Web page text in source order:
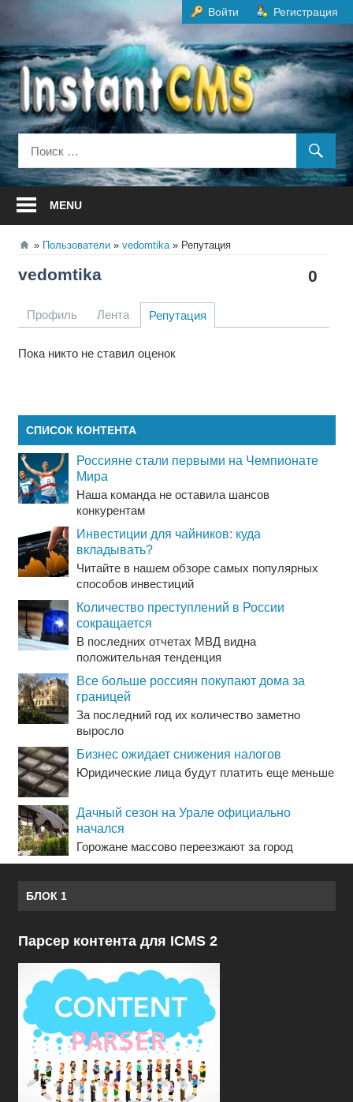
содержанию
Войти Регистрация
MENU
Пользователи vedomtika Репутация
0
vedomtika
Профиль Лента Репутация
Пока никто не ставил оценок
СПИСОК КОНТЕНТА
Россияне стали первыми на Чемпионате
Мира
Наша команда не оставила шансов
конкурентам
Инвестиции для чайников: куда
вкладывать?
Читайте в нашем обзоре самых популярных
способов инвестиций
Количество преступлений в России
сокращается
В последних отчетах МВД видна
положительная тенденция
Все больше россиян покупают дома за
границей
За последний год их количество заметно
выросло
Бизнес ожидает снижения налогов
Юридические лица будут платить еще меньше
Дачный сезон на Урале официально
начался
Горожане массово переезжают за город
БЛОК 1
Парсер контента для ICMS 2